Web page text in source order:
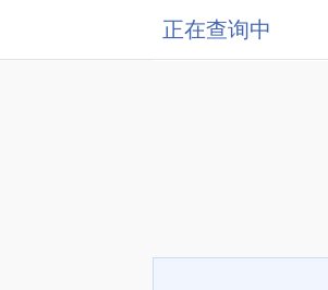
正在查询中